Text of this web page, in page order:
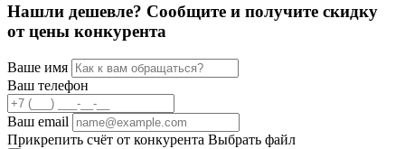
Нашли дешевле? Сообщите и получите скидку
от цены конкурента
Ваше имя
Ваш телефон
Ваш email
Прикрепить счёт от конкурента Выбрать файл